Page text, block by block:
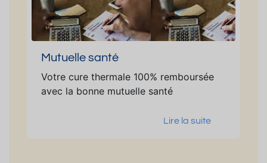
Mutuelle santé
Votre cure thermale 100% remboursée
avec la bonne mutuelle santé
Lire la suite